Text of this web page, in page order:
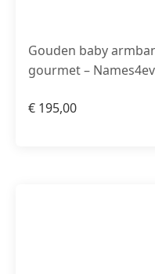
Gouden baby
gourmet –
€ 195,00